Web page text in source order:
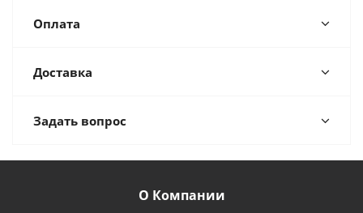
Оплата
Доставка
Задать вопрос
О Компании